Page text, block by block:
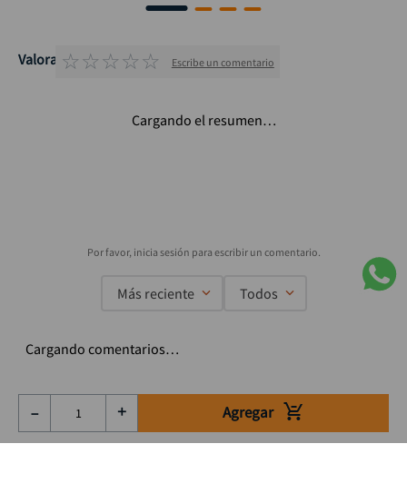
＋
－ Agregar
Valoraciones
☆☆☆☆☆ Escribe un comentario
Cargando el resumen…
Más reciente Todos
Cargando comentarios…
Suscríbete a nuestro Newsletter